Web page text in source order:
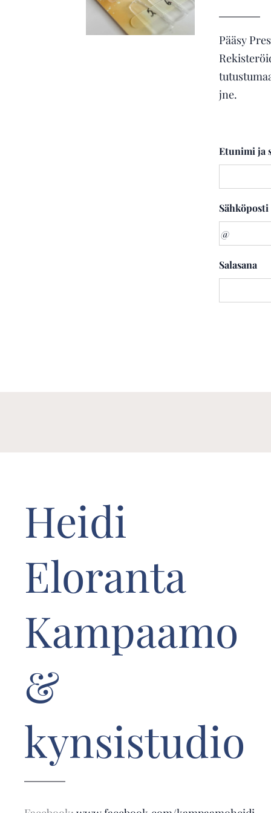
Pääsy
jne.
Etunimi ja
Sähköposti
Salasana
Heidi
Eloranta
Kampaamo
&
kynsistudio